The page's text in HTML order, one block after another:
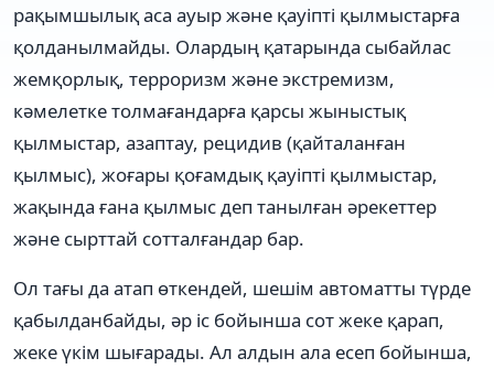
рақымшылық аса ауыр және қауіпті қылмыстарға
қолданылмайды. Олардың қатарында сыбайлас
жемқорлық, терроризм және экстремизм,
кәмелетке толмағандарға қарсы жыныстық
қылмыстар, азаптау, рецидив (қайталанған
қылмыс), жоғары қоғамдық қауіпті қылмыстар,
жақында ғана қылмыс деп танылған әрекеттер
және сырттай сотталғандар бар.
Ол тағы да атап өткендей, шешім автоматты түрде
қабылданбайды, әр іс бойынша сот жеке қарап,
жеке үкім шығарады. Ал алдын ала есеп бойынша,